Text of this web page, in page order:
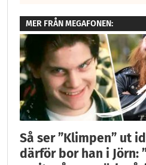
MER FRÅN MEGAFONEN:
Så ser ”Klimpen” ut
därför bor han i Jörn: